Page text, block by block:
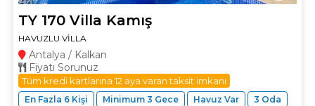
TY 170 Villa Kamış
HAVUZLU VİLLA
Antalya / Kalkan
Fiyatı Sorunuz
Tüm kredi kartlarına 12 aya varan taksit imkanı
En Fazla 6 Kişi Minimum 3 Gece Havuz Var 3 Oda